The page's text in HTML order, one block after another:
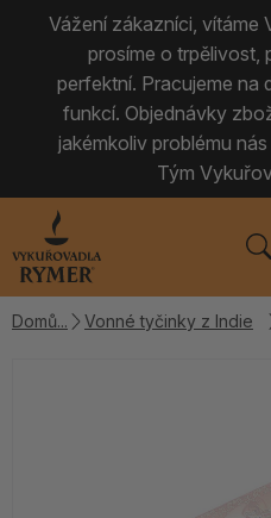
Vážení zákazníci, vítáme
prosíme o trpělivost,
perfektní. Pracujeme na
funkcí. Objednávky
jakémkoliv problému
Tým
Domů Vonné tyčinky z Indie